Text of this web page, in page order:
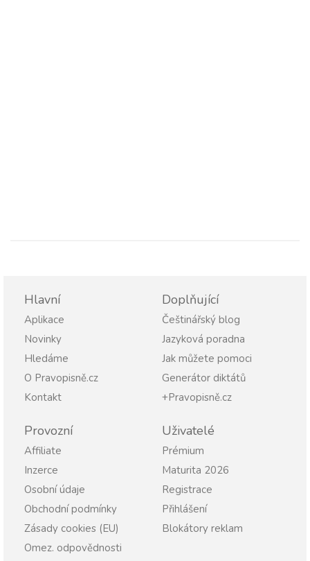
Hlavní
Aplikace
Novinky
Hledáme
O Pravopisně.cz
Kontakt
Doplňující
Češtinářský blog
Jazyková poradna
Jak můžete pomoci
Generátor diktátů
+Pravopisně.cz
Provozní
Affiliate
Inzerce
Osobní údaje
Obchodní podmínky
Zásady cookies (EU)
Omez. odpovědnosti
Uživatelé
Prémium
Maturita 2026
Registrace
Přihlášení
Blokátory reklam